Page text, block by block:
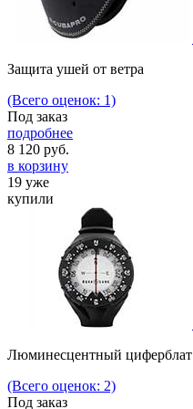
Защита ушей от ветра
(Всего оценок: 1)
Под заказ
подробнее
8 120 руб.
в корзину
19 уже
купили
Люминесцентный циферблат
(Всего оценок: 2)
Под заказ